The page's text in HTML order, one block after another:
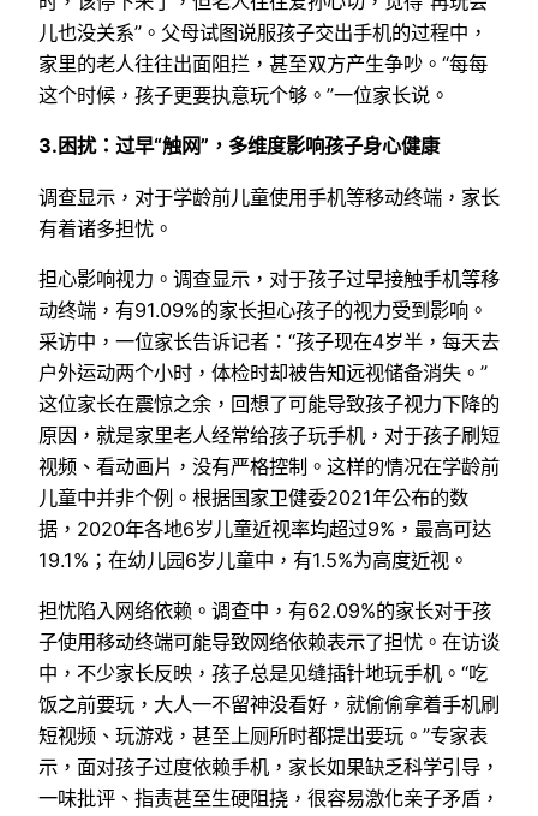
儿也没关系”。父母试图说服孩子交出手机的过程中，
家里的老人往往出面阻拦，甚至双方产生争吵。“每每
这个时候，孩子更要执意玩个够。”一位家长说。
3.困扰：过早“触网”，多维度影响孩子身心健康
调查显示，对于学龄前儿童使用手机等移动终端，家长
有着诸多担忧。
担心影响视力。调查显示，对于孩子过早接触手机等移
动终端，有91.09%的家长担心孩子的视力受到影响。
采访中，一位家长告诉记者：“孩子现在4岁半，每天去
户外运动两个小时，体检时却被告知远视储备消失。”
这位家长在震惊之余，回想了可能导致孩子视力下降的
原因，就是家里老人经常给孩子玩手机，对于孩子刷短
视频、看动画片，没有严格控制。这样的情况在学龄前
儿童中并非个例。根据国家卫健委2021年公布的数
据，2020年各地6岁儿童近视率均超过9%，最高可达
19.1%；在幼儿园6岁儿童中，有1.5%为高度近视。
担忧陷入网络依赖。调查中，有62.09%的家长对于孩
子使用移动终端可能导致网络依赖表示了担忧。在访谈
中，不少家长反映，孩子总是见缝插针地玩手机。“吃
饭之前要玩，大人一不留神没看好，就偷偷拿着手机刷
短视频、玩游戏，甚至上厕所时都提出要玩。”专家表
示，面对孩子过度依赖手机，家长如果缺乏科学引导，
一味批评、指责甚至生硬阻挠，很容易激化亲子矛盾，